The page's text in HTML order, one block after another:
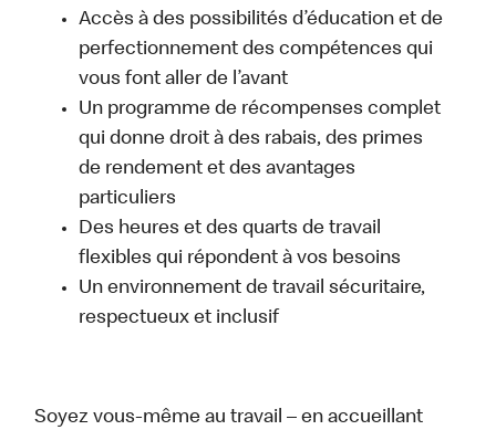
Accès à des possibilités d’éducation et de
perfectionnement des compétences qui
vous font aller de l’avant
Un programme de récompenses complet
qui donne droit à des rabais, des primes
de rendement et des avantages
particuliers
Des heures et des quarts de travail
flexibles qui répondent à vos besoins
Un environnement de travail sécuritaire,
respectueux et inclusif
Soyez vous-même au travail – en accueillant